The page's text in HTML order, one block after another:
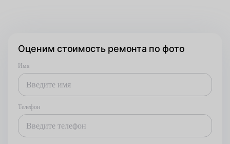
Оценим стоимость ремонта по фото
Имя
Телефон